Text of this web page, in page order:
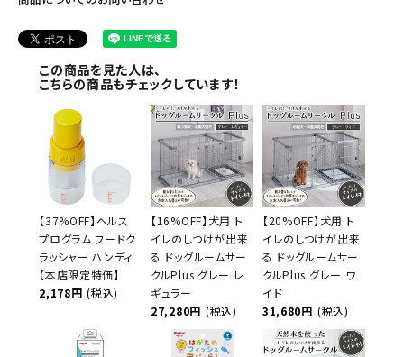
この商品を見た人は、
こちらの商品もチェックしています！
【37%OFF】ヘルス
プログラム フードク
ラッシャー ハンディ
【本店限定特価】
2,178円 (税込)
【16%OFF】犬用 ト
イレのしつけが出来
る ドッグルームサー
クルPlus グレー レ
ギュラー
27,280円 (税込)
【20%OFF】犬用 ト
イレのしつけが出来
る ドッグルームサー
クルPlus グレー ワ
イド
31,680円 (税込)